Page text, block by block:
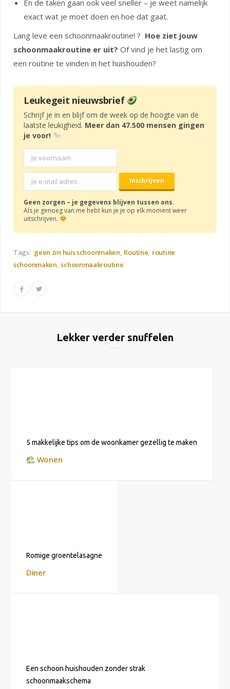
En de taken gaan ook veel sneller – je weet namelijk
exact wat je moet doen en hoe dat gaat.
Lang leve een schoonmaakroutine! ? Hoe ziet jouw
schoonmaakroutine er uit? Of vind je het lastig om
een routine te vinden in het huishouden?
Leukegeit nieuwsbrief
Schrijf je in en blijf om de week op de hoogte van de
laatste leukigheid. Meer dan 47.500 mensen gingen
je voor!
Geen zorgen – je gegevens blijven tussen ons.
Als je genoeg van me hebt kun je je op elk moment weer
uitschrijven.
Tags: geen zin huis schoonmaken Routine routine
schoonmaken schoonmaakroutine
Lekker verder snuffelen
5 makkelijke tips om de woonkamer gezellig te maken
Wonen
Romige groentelasagne
Diner
Een schoon huishouden zonder strak
schoonmaakschema